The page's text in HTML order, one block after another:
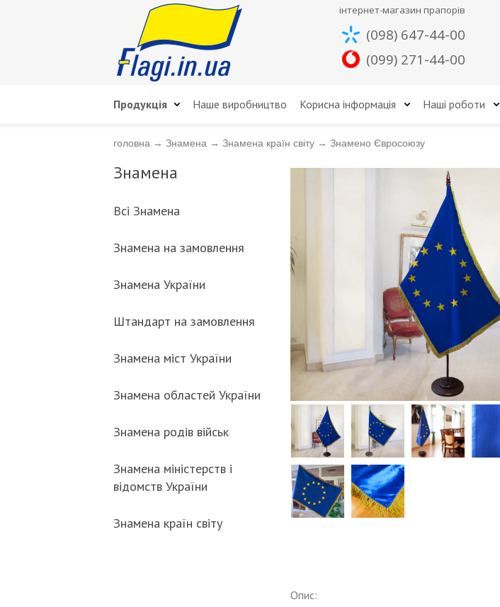
інтернет-магазин прапорів
(098) 647-44-00
(099) 271-44-00
Продукція Наше виробництво Корисна інформація Наші роботи
головна → Знамена → Знамена країн світу → Знамено Євросоюзу
Знамена
Всі Знамена
Знамена на замовлення
Знамена України
Штандарт на замовлення
Знамена міст України
Знамена областей України
Знамена родів військ
Знамена міністерств і
відомств України
Знамена країн світу
Опис: